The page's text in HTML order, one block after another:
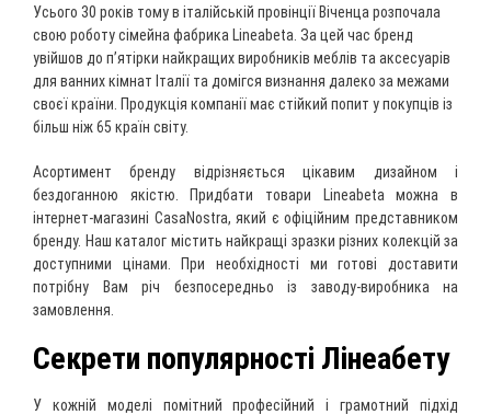
Усього 30 років тому в італійській провінції Віченца розпочала
свою роботу сімейна фабрика Lineabeta. За цей час бренд
увійшов до п’ятірки найкращих виробників меблів та аксесуарів
для ванних кімнат Італії та домігся визнання далеко за межами
своєї країни. Продукція компанії має стійкий попит у покупців із
більш ніж 65 країн світу.
Асортимент бренду відрізняється цікавим дизайном і
бездоганною якістю. Придбати товари Lineabeta можна в
інтернет-магазині CasaNostra, який є офіційним представником
бренду. Наш каталог містить найкращі зразки різних колекцій за
доступними цінами. При необхідності ми готові доставити
потрібну Вам річ ​​безпосередньо із заводу-виробника на
замовлення.
Секрети популярності Лінеабету
У кожній моделі помітний професійний і грамотний підхід